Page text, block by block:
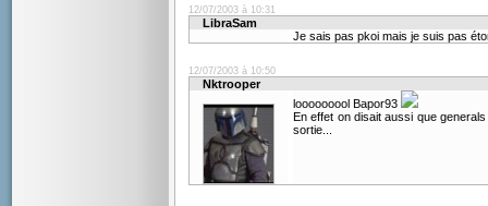
12/07/2003 à 10:31
LibraSam
Je sais pas pkoi mais je suis pas
12/07/2003 à 10:50
Nktrooper
looooooool Bapor93
En effet on disait aussi que
sortie...